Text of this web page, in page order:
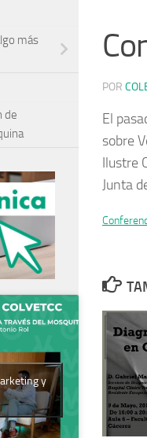
POR
El
sobre
Ilustre
Junta
más
de
y